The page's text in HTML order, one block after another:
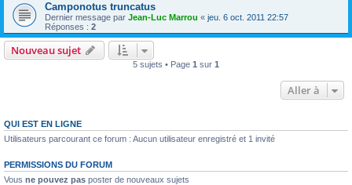
Camponotus truncatus
Dernier message par Jean-Luc Marrou « jeu. 6 oct. 2011 22:57
Réponses : 2
Nouveau sujet
5 sujets • Page 1 sur 1
Aller à
QUI EST EN LIGNE
Utilisateurs parcourant ce forum : Aucun utilisateur enregistré et 1 invité
PERMISSIONS DU FORUM
Vous ne pouvez pas poster de nouveaux sujets